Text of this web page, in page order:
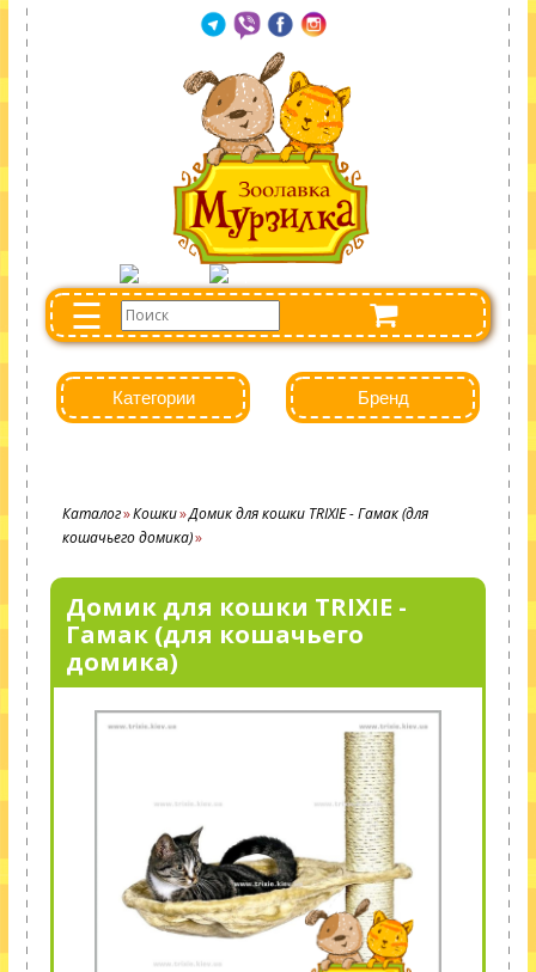
☰
Категории Бренд
Каталог Кошки Домик для кошки TRIXIE - Гамак (для
кошачьего домика)
Домик для кошки TRIXIE -
Гамак (для кошачьего
домика)